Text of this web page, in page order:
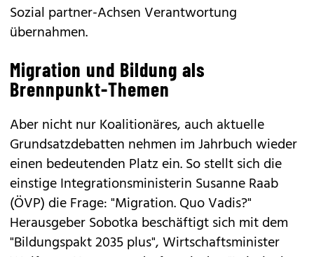
Sozial partner-Achsen Verantwortung
übernahmen.
Migration und Bildung als
Brennpunkt-Themen
Aber nicht nur Koalitionäres, auch aktuelle
Grundsatzdebatten nehmen im Jahrbuch wieder
einen bedeutenden Platz ein. So stellt sich die
einstige Integrationsministerin Susanne Raab
(ÖVP) die Frage: "Migration. Quo Vadis?"
Herausgeber Sobotka beschäftigt sich mit dem
"Bildungspakt 2035 plus", Wirtschaftsminister